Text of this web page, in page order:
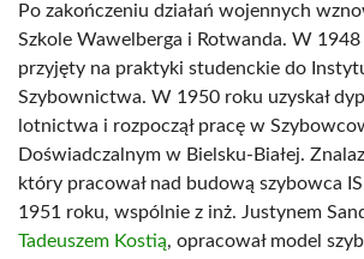
Po zakończeniu działań wojennych
Szkole Wawelberga i Rotwanda. W 1948
przyjęty na praktyki studenckie do
Szybownictwa. W 1950 roku uzyskał
lotnictwa i rozpoczął pracę w
Doświadczalnym w Bielsku-Białej.
który pracował nad budową szybowca
1951 roku, wspólnie z inż. Justynem
Tadeuszem Kostią, opracował model